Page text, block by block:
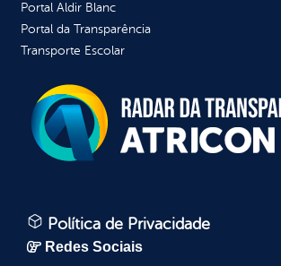
Portal Aldir Blanc
Portal da Transparência
Transporte Escolar
Política de Privacidade
Redes Sociais